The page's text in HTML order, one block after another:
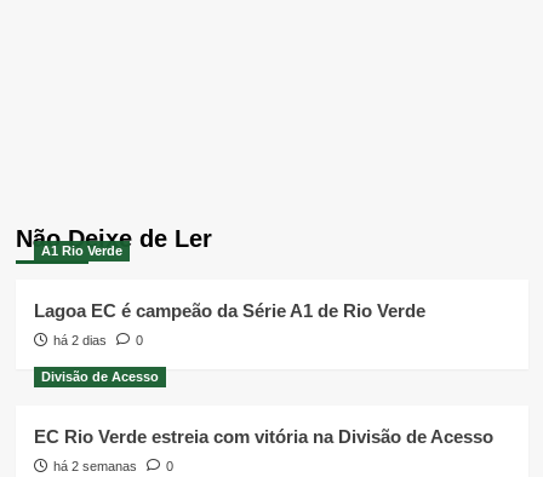
Não Deixe de Ler
A1 Rio Verde
Lagoa EC é campeão da Série A1 de Rio Verde
há 2 dias 0
Divisão de Acesso
EC Rio Verde estreia com vitória na Divisão de Acesso
há 2 semanas 0